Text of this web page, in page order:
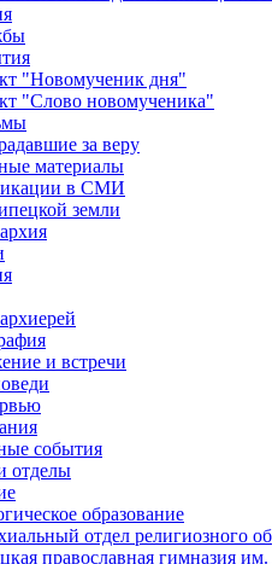
"Новомученик дня"
"Слово новомученика"
за веру
материалы
в СМИ
земли
и встречи
события
отделы
образование
отдел религиозного
православная гимназия